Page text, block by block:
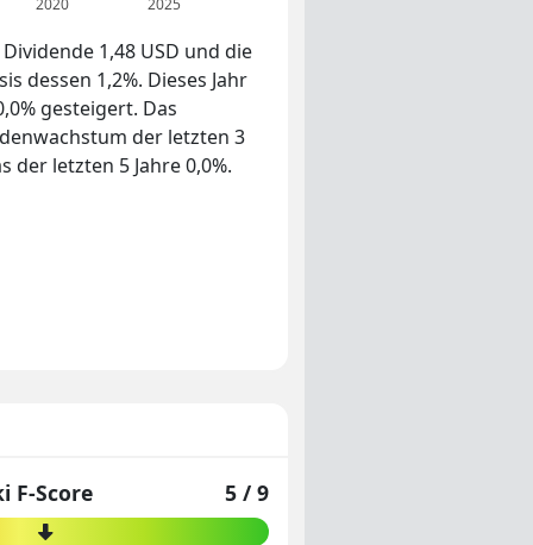
2020 2025
1,48 USD und die
dessen 1,2%. Dieses Jahr
gesteigert. Das
der letzten 3
der letzten 5 Jahre 0,0%.
F-Score 5 / 9